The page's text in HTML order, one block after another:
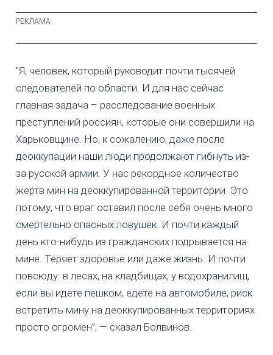
"Я, человек, который руководит почти тысячей
следователей по области. И для нас сейчас
главная задача – расследование военных
преступлений россиян, которые они совершили на
Харьковщине. Но, к сожалению, даже после
деоккупации наши люди продолжают гибнуть из-
за русской армии. У нас рекордное количество
жертв мин на деоккупированной территории. Это
потому, что враг оставил после себя очень много
смертельно опасных ловушек. И почти каждый
день кто-нибудь из гражданских подрывается на
мине. Теряет здоровье или даже жизнь. И почти
повсюду: в лесах, на кладбищах, у водохранилищ,
если вы идете пешком, едете на автомобиле, риск
встретить мину на деоккупированных территориях
просто огромен”, — сказал Болвинов.